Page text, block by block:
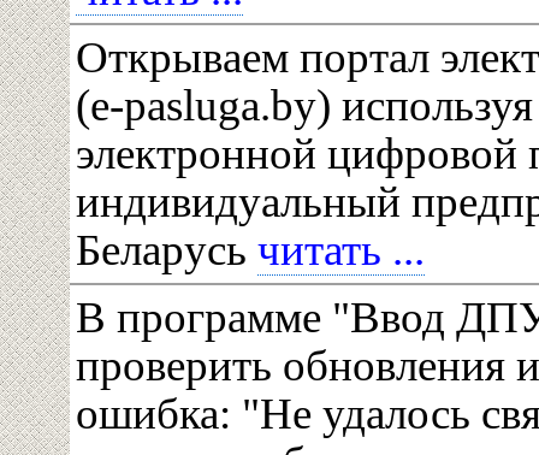
Открываем портал
(e-pasluga.by)
электронной цифровой
индивидуальный
Беларусь читать ...
В программе "Ввод
проверить обновления
ошибка: "Не удалось